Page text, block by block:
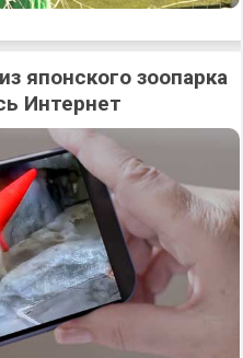
японского зоопарка
Интернет